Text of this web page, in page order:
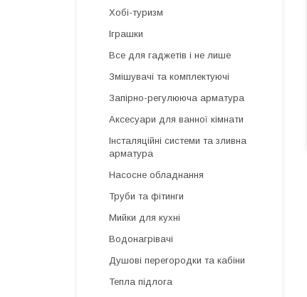
Хобі-туризм
Іграшки
Все для гаджетів і не лише
Змішувачі та комплектуючі
Запірно-регулююча арматура
Аксесуари для ванної кімнати
Інсталяційні системи та зливна
арматура
Насосне обладнання
Труби та фітинги
Мийки для кухні
Водонагрівачі
Душові перегородки та кабіни
Тепла підлога